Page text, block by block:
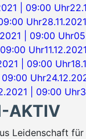
| 09:00 Uhr
Uhr
| 09:00 Uhr
Uhr
| 09:00 Uhr
09:00 Uhr
| 09:00 Uhr
AKTIV
Leidenschaft für